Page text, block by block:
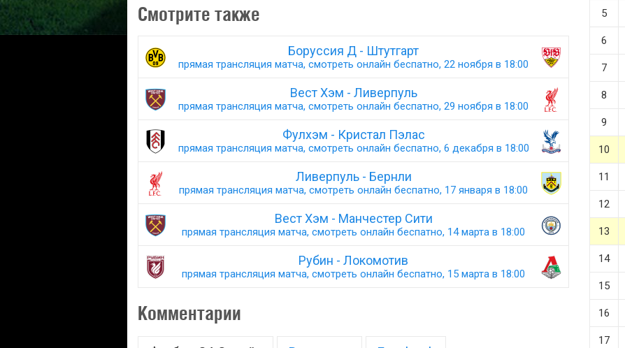
Смотрите также
Боруссия Д - Штутгарт
прямая трансляция матча, смотреть онлайн беспатно, 22 ноября в 18:00
Вест Хэм - Ливерпуль
прямая трансляция матча, смотреть онлайн беспатно, 29 ноября в 18:00
Фулхэм - Кристал Пэлас
прямая трансляция матча, смотреть онлайн беспатно, 6 декабря в 18:00
Ливерпуль - Бернли
прямая трансляция матча, смотреть онлайн беспатно, 17 января в 18:00
Вест Хэм - Манчестер Сити
прямая трансляция матча, смотреть онлайн беспатно, 14 марта в 18:00
Рубин - Локомотив
прямая трансляция матча, смотреть онлайн беспатно, 15 марта в 18:00
Комментарии
5
6
7
8
9
10
11
12
13
14
15
16
17